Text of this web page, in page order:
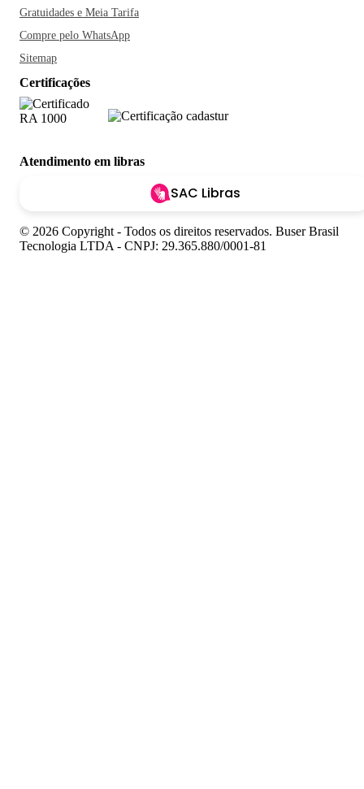
Gratuidades e Meia Tarifa
Compre pelo WhatsApp
Sitemap
Certificações
Atendimento em libras
SAC Libras
© 2026 Copyright - Todos os direitos reservados. Buser Brasil
Tecnologia LTDA - CNPJ: 29.365.880/0001-81